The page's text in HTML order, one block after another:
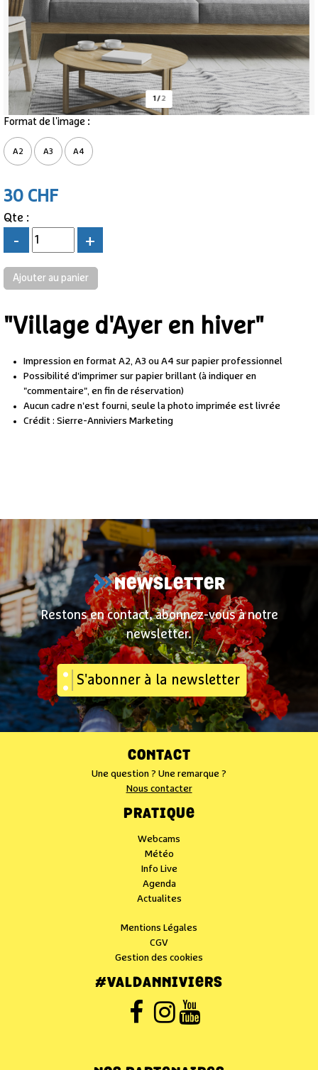
1 /2
Format de l'image :
A2 A3 A4
30 CHF
Qte :
- +
"Village d'Ayer en hiver"
Impression en format A2, A3 ou A4 sur papier professionnel
Possibilité d'imprimer sur papier brillant (à indiquer en
"commentaire", en fin de réservation)
Aucun cadre n'est fourni, seule la photo imprimée est livrée
Crédit : Sierre-Anniviers Marketing
NEWSLETTER
Restons en contact, abonnez-vous à notre
newsletter.
S'abonner à la newsletter
CONTACT
Une question ? Une remarque ?
Nous contacter
PRATIQUE
Webcams
Météo
Info Live
Agenda
Actualites
Mentions Légales
CGV
Gestion des cookies
#VALDANNIVIERS